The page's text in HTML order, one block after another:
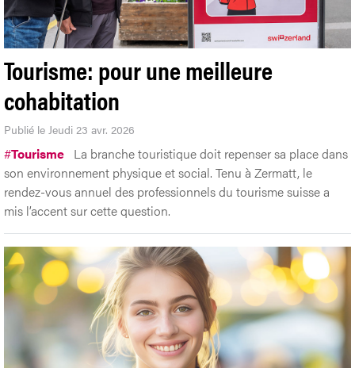
Tourisme: pour une meilleure
cohabitation
Publié le Jeudi 23 avr. 2026
#Tourisme La branche touristique doit repenser sa place dans
son environnement physique et social. Tenu à Zermatt, le
rendez-vous annuel des professionnels du tourisme suisse a
mis l’accent sur cette question.